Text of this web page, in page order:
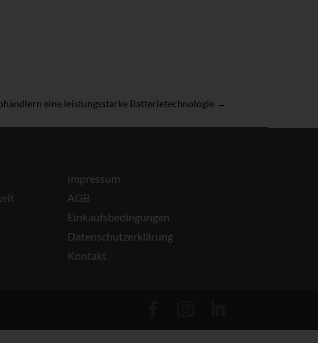
eine leistungsstarke Batterietechnologie→
Impressum
AGB
Einkaufsbedingungen
Datenschutzerklärung
Kontakt